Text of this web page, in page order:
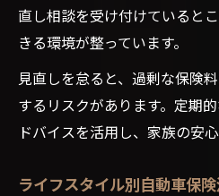
直し相談を受け付けていると
きる環境が整っています。
見直しを怠ると、過剰な保険
するリスクがあります。定期
ドバイスを活用し、家族の安
ライフスタイル別自動車保